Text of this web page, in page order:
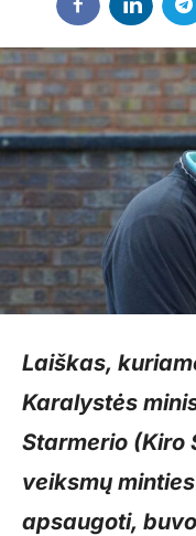
Laiškas,
Karalystės
Starmerio (Kiro
veiksmų
apsaugoti,